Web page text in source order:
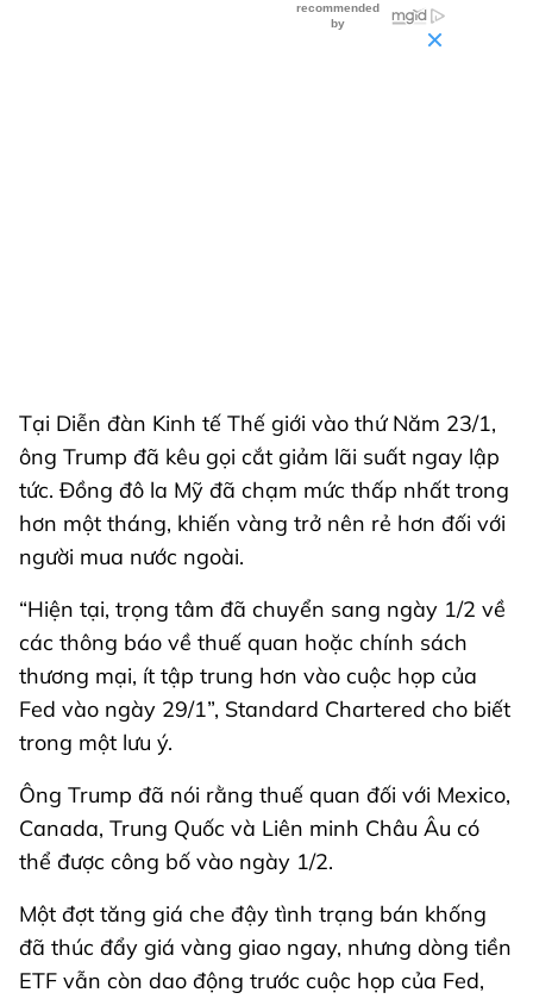
Tại Diễn đàn Kinh tế Thế giới vào thứ Năm 23/1,
ông Trump đã kêu gọi cắt giảm lãi suất ngay lập
tức. Đồng đô la Mỹ đã chạm mức thấp nhất trong
hơn một tháng, khiến vàng trở nên rẻ hơn đối với
người mua nước ngoài.
“Hiện tại, trọng tâm đã chuyển sang ngày 1/2 về
các thông báo về thuế quan hoặc chính sách
thương mại, ít tập trung hơn vào cuộc họp của
Fed vào ngày 29/1”, Standard Chartered cho biết
trong một lưu ý.
Ông Trump đã nói rằng thuế quan đối với Mexico,
Canada, Trung Quốc và Liên minh Châu Âu có
thể được công bố vào ngày 1/2.
Một đợt tăng giá che đậy tình trạng bán khống
đã thúc đẩy giá vàng giao ngay, nhưng dòng tiền
ETF vẫn còn dao động trước cuộc họp của Fed,